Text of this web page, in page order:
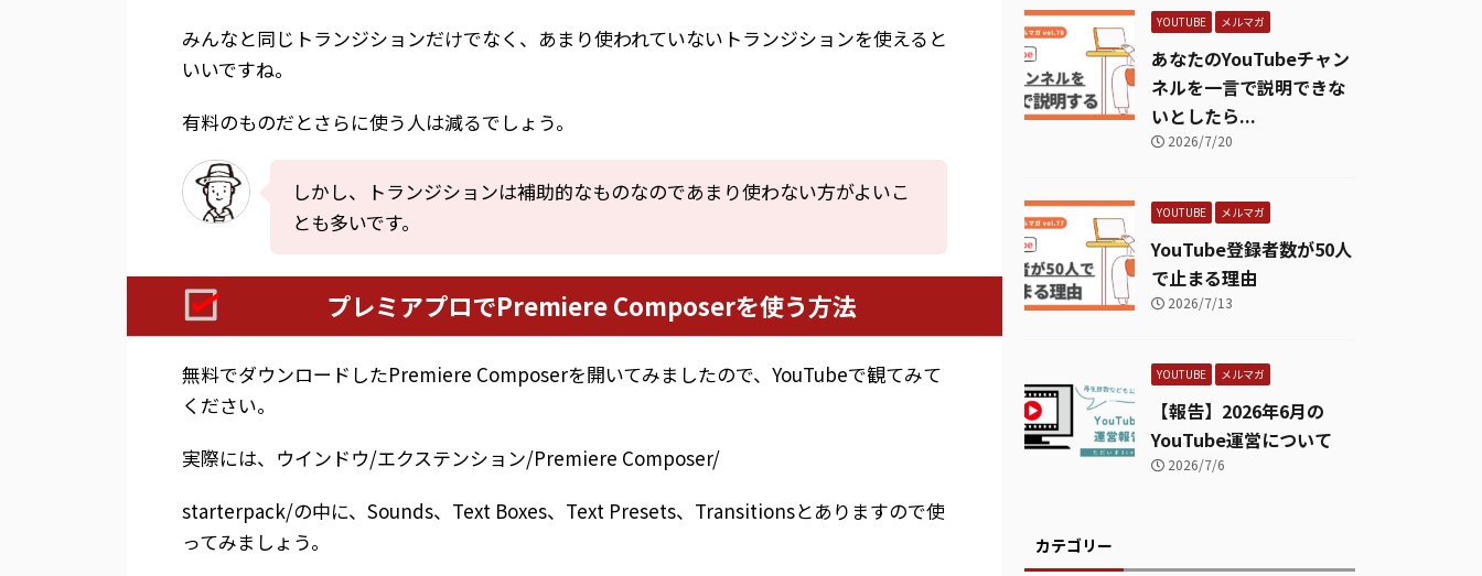
みんなと同じトランジションだけでなく、あまり使われていないトランジションを使えると
いいですね。
有料のものだとさらに使う人は減るでしょう。
しかし、トランジションは補助的なものなのであまり使わない方がよいこ
とも多いです。
プレミアプロでPremiere Composerを使う方法
無料でダウンロードしたPremiere Composerを開いてみましたので、YouTubeで観てみて
ください。
実際には、ウインドウ/エクステンション/Premiere Composer/
starterpack/の中に、Sounds、Text Boxes、Text Presets、Transitionsとありますので使
ってみましょう。
YOUTUBE メルマガ
あなたのYouTubeチャン
ネルを一言で説明できな
いとしたら...
2026/7/20
YOUTUBE メルマガ
YouTube登録者数が50人
で止まる理由
2026/7/13
YOUTUBE メルマガ
【報告】2026年6月の
YouTube運営について
2026/7/6
カテゴリー